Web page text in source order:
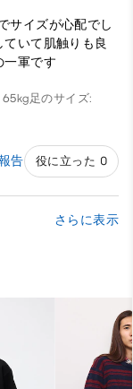
サイズが心配でし
いて肌触りも良
一軍です
足のサイズ:
告 役に立った 0
さらに表示